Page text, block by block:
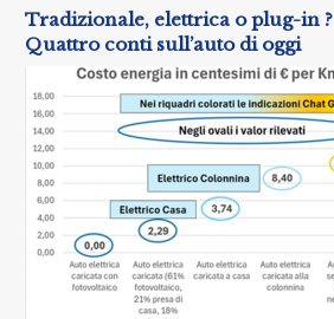
Tradizionale, elettrica o plug-in ?
Quattro conti sull’auto di oggi